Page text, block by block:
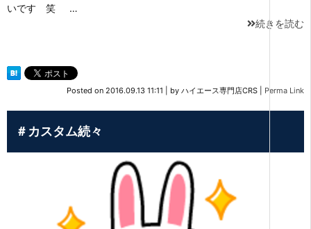
いです 笑 …
続きを読む
Posted on 2016.09.13 11:11 by ハイエース専門店CRS Perma Link
＃カスタム続々